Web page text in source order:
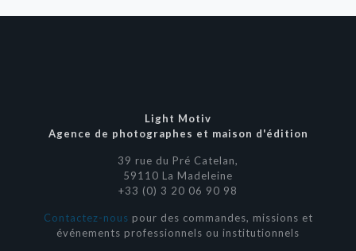
Light Motiv
Agence de photographes et maison d'édition
39 rue du Pré Catelan,
59110 La Madeleine
+33 (0) 3 20 06 90 98
Contactez-nous pour des commandes, missions et
événements professionnels ou institutionnels